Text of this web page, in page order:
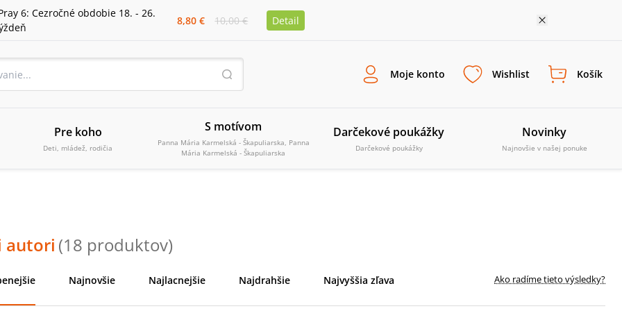
6: Cezročné obdobie 18. - 26.
8,80 € 10,00 € Detail
Moje konto Wishlist Košík
Pre koho
Deti, mládež, rodičia
S motívom
Panna Mária Karmelská - Škapuliarska, Panna
Mária Karmelská - Škapuliarska
Darčekové poukážky
Darčekové poukážky
Novinky
Najnovšie v našej ponuke
autori (18 produktov)
Najnovšie Najlacnejšie Najdrahšie Najvyššia zľava Ako radíme tieto výsledky?